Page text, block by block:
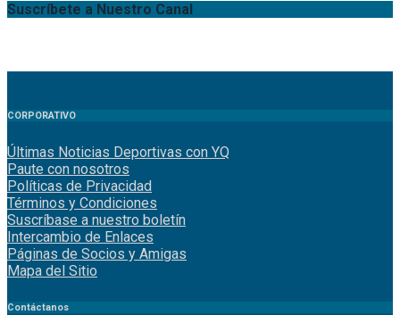
Suscríbete a Nuestro Canal
CORPORATIVO
Últimas Noticias Deportivas con YQ
Paute con nosotros
Políticas de Privacidad
Términos y Condiciones
Suscríbase a nuestro boletín
Intercambio de Enlaces
Páginas de Socios y Amigas
Mapa del Sitio
Contáctanos